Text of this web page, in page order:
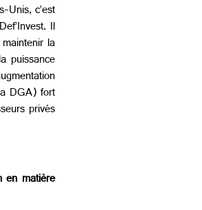
Unis, c’est
Il
la
puissance
DGA) fort
privés
en matière